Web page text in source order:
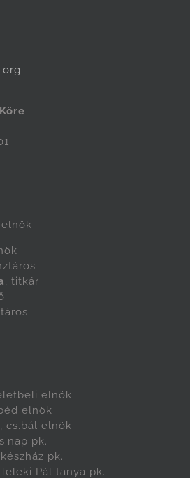
elnök
, titkár
elnök
elnök
, cs.bál elnök
pk.
pk.
Pál tanya pk.